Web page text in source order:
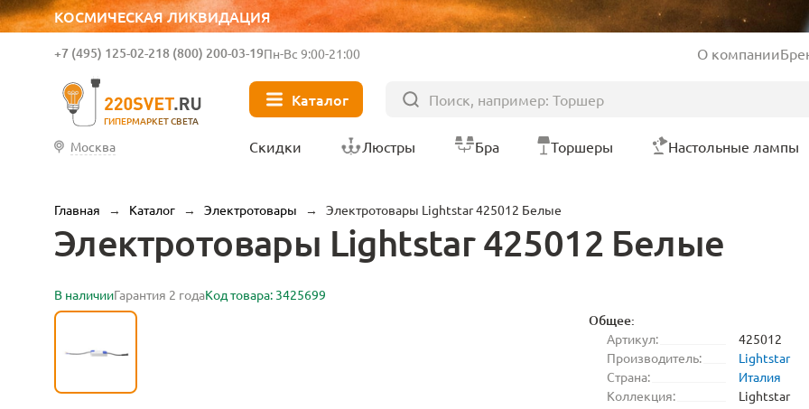
КОСМИЧЕСКАЯ ЛИКВИДАЦИЯ
ГИПЕРМАРКЕТ СВЕТА
+7 (495) 125-02-218 (800) 200-03-19Пн-Вс 9:00-21:00 О компании
Каталог
Москва Скидки Люстры Бра Торшеры Настольные лампы
Главная → Каталог → Электротовары → Электротовары Lightstar 425012 Белые
Электротовары Lightstar 425012 Белые
В наличииГарантия 2 годаКод товара: 3425699
Общее:
Артикул:
425012
Производитель:
Lightstar
Страна:
Италия
Коллекция:
Lightstar